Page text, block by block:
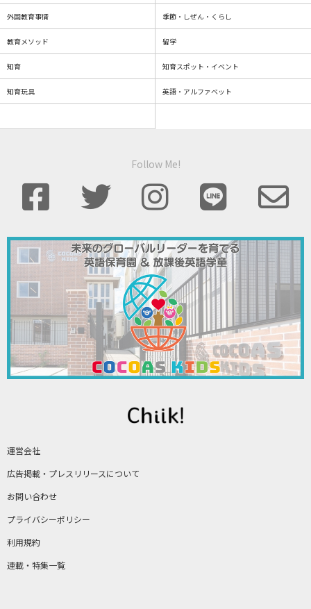
運営会社
広告掲載・プレスリリースについて
お問い合わせ
プライバシーポリシー
利用規約
連載・特集一覧
外国教育事情 季節・しぜん・くらし
教育メソッド 留学
知育 知育スポット・イベント
知育玩具 英語・アルファベット
Follow Me!